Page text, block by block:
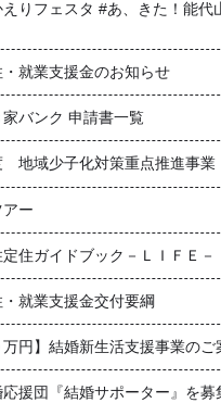
りフェスタ #あ、きた！能代
就業支援金のお知らせ
バンク 申請書一覧
地域少子化対策重点推進事業
ー
住ガイドブック－ＬＩＦＥ－
就業支援金交付要綱
万円】結婚新生活支援事業のご
援団『結婚サポーター』を募